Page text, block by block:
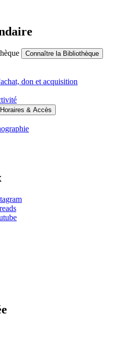
Connaître la Bibliothèque
don et acquisition
Horaires & Accès